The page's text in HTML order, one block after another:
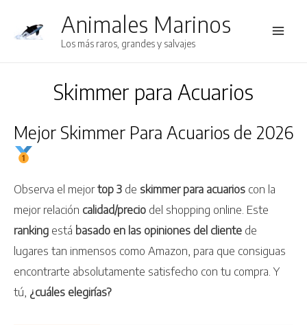
Animales Marinos
Los más raros, grandes y salvajes
Skimmer para Acuarios
Mejor Skimmer Para Acuarios de 2026
Observa el mejortop 3 de skimmer para acuarios con la
mejor relación calidad/precio del shopping online. Este
ranking está basado en las opiniones del cliente de
lugares tan inmensos como Amazon, para que consiguas
encontrarte absolutamente satisfecho con tu compra. Y
tú, ¿cuáles elegirías?